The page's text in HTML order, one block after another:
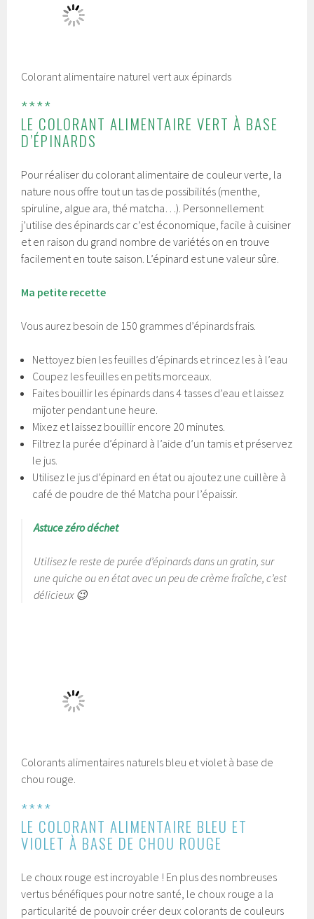
Colorant alimentaire naturel vert aux épinards
****
LE COLORANT ALIMENTAIRE VERT À BASE
D’ÉPINARDS
Pour réaliser du colorant alimentaire de couleur verte, la
nature nous offre tout un tas de possibilités (menthe,
spiruline, algue ara, thé matcha…). Personnellement
j’utilise des épinards car c’est économique, facile à cuisiner
et en raison du grand nombre de variétés on en trouve
facilement en toute saison. L’épinard est une valeur sûre.
Ma petite recette
Vous aurez besoin de 150 grammes d’épinards frais.
Nettoyez bien les feuilles d’épinards et rincez les à l’eau
Coupez les feuilles en petits morceaux.
Faites bouillir les épinards dans 4 tasses d’eau et laissez
mijoter pendant une heure.
Mixez et laissez bouillir encore 20 minutes.
Filtrez la purée d’épinard à l’aide d’un tamis et préservez
le jus.
Utilisez le jus d’épinard en état ou ajoutez une cuillère à
café de poudre de thé Matcha pour l’épaissir.
Astuce zéro déchet
Utilisez le reste de purée d’épinards dans un gratin, sur
une quiche ou en état avec un peu de crème fraîche, c’est
délicieux 😉
Colorants alimentaires naturels bleu et violet à base de
chou rouge.
****
LE COLORANT ALIMENTAIRE BLEU ET
VIOLET À BASE DE CHOU ROUGE
Le choux rouge est incroyable ! En plus des nombreuses
vertus bénéfiques pour notre santé, le choux rouge a la
particularité de pouvoir créer deux colorants de couleurs